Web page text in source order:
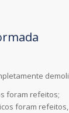
foram refeitos;
foram refeitos,